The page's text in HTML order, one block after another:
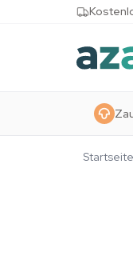
Skip to content
Startseite